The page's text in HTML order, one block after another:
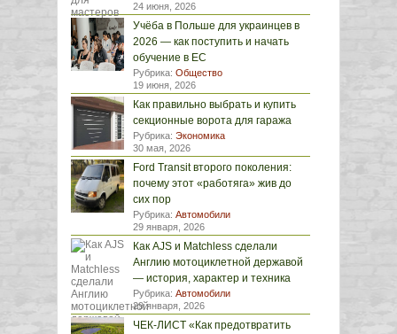
24 июня, 2026
Учёба в Польше для украинцев в
2026 — как поступить и начать
обучение в ЕС
Рубрика: Общество
19 июня, 2026
Как правильно выбрать и купить
секционные ворота для гаража
Рубрика: Экономика
30 мая, 2026
Ford Transit второго поколения:
почему этот «работяга» жив до
сих пор
Рубрика: Автомобили
29 января, 2026
Как AJS и Matchless сделали
Англию мотоциклетной державой
— история, характер и техника
Рубрика: Автомобили
29 января, 2026
ЧЕК-ЛИСТ «Как предотвратить